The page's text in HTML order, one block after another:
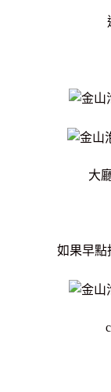
大
如果早點